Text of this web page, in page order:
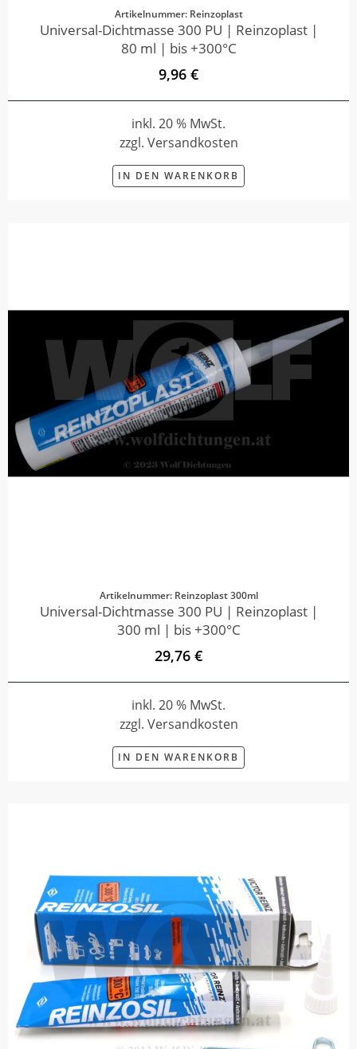
Artikelnummer: Reinzoplast
Universal-Dichtmasse 300 PU | Reinzoplast |
80 ml | bis +300°C
9,96 €
inkl. 20 % MwSt.
zzgl. Versandkosten
IN DEN WARENKORB
Artikelnummer: Reinzoplast 300ml
Universal-Dichtmasse 300 PU | Reinzoplast |
300 ml | bis +300°C
29,76 €
inkl. 20 % MwSt.
zzgl. Versandkosten
IN DEN WARENKORB